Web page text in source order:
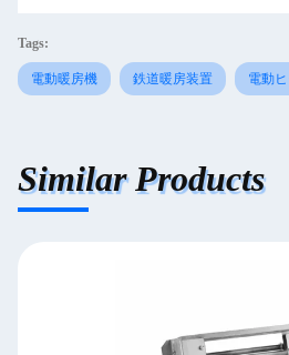
Tags:
電動暖房機 鉄道暖房装置 電動
Similar Products